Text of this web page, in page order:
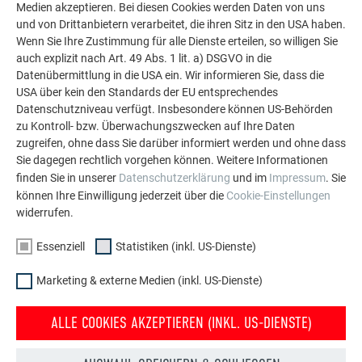
Die PREFA Referenzgalerie zeigt, wie vielseitig
Aluminium eingesetzt werden kann. Entdecken Sie
weitere beeindruckende Projekte mit den langlebigen
PREFA Aluminiumlösungen für Dach, Solar und
Fassade.
MEHR REFERENZEN ANSEHEN
Medien akzeptieren. Bei diesen Cookies werden Daten von uns
und von Drittanbietern verarbeitet, die ihren Sitz in den USA haben.
Wenn Sie Ihre Zustimmung für alle Dienste erteilen, so willigen Sie
auch explizit nach Art. 49 Abs. 1 lit. a) DSGVO in die
Datenübermittlung in die USA ein. Wir informieren Sie, dass die
USA über kein den Standards der EU entsprechendes
Datenschutzniveau verfügt. Insbesondere können US-Behörden
zu Kontroll- bzw. Überwachungszwecken auf Ihre Daten
zugreifen, ohne dass Sie darüber informiert werden und ohne dass
Sie dagegen rechtlich vorgehen können. Weitere Informationen
finden Sie in unserer Datenschutzerklärung und im Impressum. Sie
können Ihre Einwilligung jederzeit über die Cookie-Einstellungen
widerrufen.
Essenziell Statistiken (inkl. US-Dienste)
Marketing & externe Medien (inkl. US-Dienste)
ALLE COOKIES AKZEPTIEREN (INKL. US-DIENSTE)